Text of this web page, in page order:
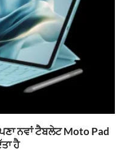
ਨਵਾਂ ਟੈਬਲੇਟ Moto Pad
ਹੈ